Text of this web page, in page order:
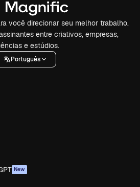
você direcionar seu melhor trabalho.
entre criativos, empresas,
e estúdios.
Português
New